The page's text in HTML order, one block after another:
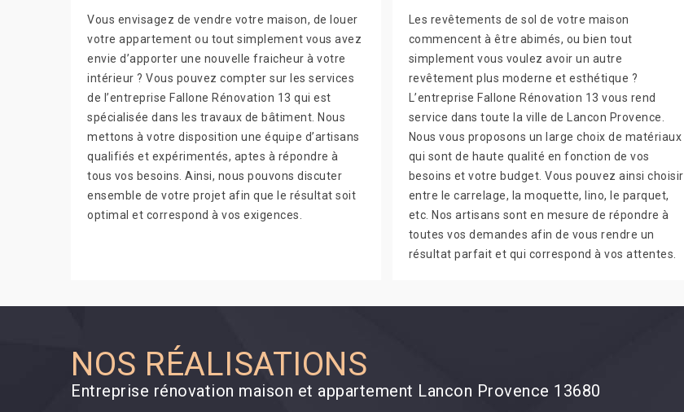
Vous envisagez de vendre votre maison, de louer
votre appartement ou tout simplement vous avez
envie d’apporter une nouvelle fraicheur à votre
intérieur ? Vous pouvez compter sur les services
de l’entreprise Fallone Rénovation 13 qui est
spécialisée dans les travaux de bâtiment. Nous
mettons à votre disposition une équipe d’artisans
qualifiés et expérimentés, aptes à répondre à
tous vos besoins. Ainsi, nous pouvons discuter
ensemble de votre projet afin que le résultat soit
optimal et correspond à vos exigences.
Les revêtements de sol de votre maison
commencent à être abimés, ou bien tout
simplement vous voulez avoir un autre
revêtement plus moderne et esthétique ?
L’entreprise Fallone Rénovation 13 vous rend
service dans toute la ville de Lancon Provence.
Nous vous proposons un large choix de matériaux
qui sont de haute qualité en fonction de vos
besoins et votre budget. Vous pouvez ainsi choisir
entre le carrelage, la moquette, lino, le parquet,
etc. Nos artisans sont en mesure de répondre à
toutes vos demandes afin de vous rendre un
résultat parfait et qui correspond à vos attentes.
NOS RÉALISATIONS
Entreprise rénovation maison et appartement Lancon Provence 13680